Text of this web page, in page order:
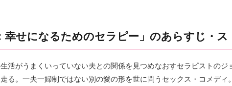
幸せになるためのセラピー」のあらすじ・ス
活がうまくいっていない夫との関係を見つめなおすセラピストのジ
る。一夫一婦制ではない別の愛の形を世に問うセックス・コメディ。